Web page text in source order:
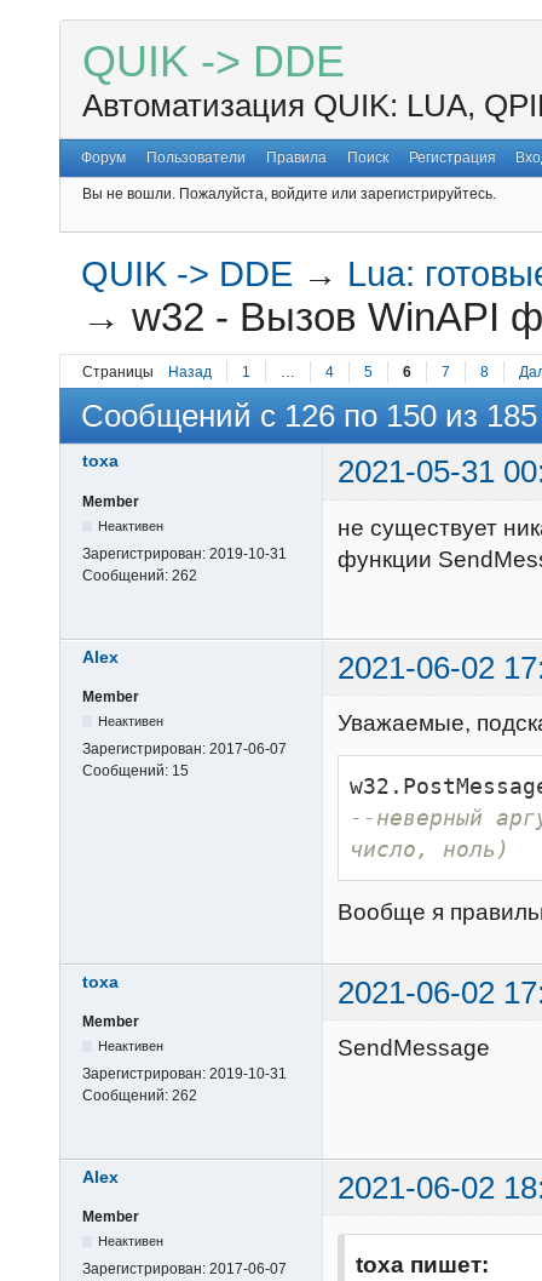
QUIK -> DDE
Автоматизация QUIK: LUA,
Форум Пользователи Правила Поиск Регистрация
Вы не вошли. Пожалуйста, войдите или зарегистрируйтесь.
QUIK -> DDE → Lua:
→w32 - Вызов WinAPI
Страницы Назад 1 4 5 6 7 8
Сообщений с 126 по 150 из 185
toxa 2021-05-31
Member
Неактивен
Зарегистрирован: 2019-10-31
Сообщений: 262
не существует
функции
Alex 2021-06-02
Member
Неактивен
Зарегистрирован: 2017-06-07
Сообщений: 15
Уважаемые,
--неверный
число, ноль)
Вообще я
toxa 2021-06-02
Member
Неактивен
Зарегистрирован: 2019-10-31
Сообщений: 262
SendMessage
Alex 2021-06-02
Member
Неактивен
Зарегистрирован: 2017-06-07
toxa пишет: